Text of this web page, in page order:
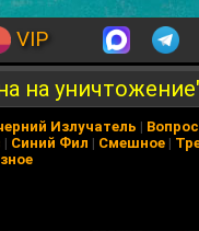
VIP
на
Излучатель |
| Синий Фил | Смешное |